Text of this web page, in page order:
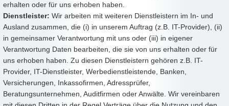
erhalten oder für uns erhoben haben.
Dienstleister: Wir arbeiten mit weiteren Dienstleistern im In- und
Ausland zusammen, die (i) in unserem Auftrag (z.B. IT-Provider), (ii)
in gemeinsamer Verantwortung mit uns oder (iii) in eigener
Verantwortung Daten bearbeiten, die sie von uns erhalten oder für
uns erhoben haben. Zu diesen Dienstleistern gehören z.B. IT-
Provider, IT-Dienstleister, Werbedienstleistende, Banken,
Versicherungen, Inkassofirmen, Adressprüfer,
Beratungsunternehmen, Auditfirmen oder Anwälte. Wir vereinbaren